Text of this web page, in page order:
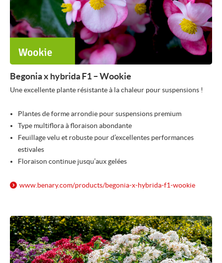
Begonia x hybrida F1 – Wookie
Une excellente plante résistante à la chaleur pour suspensions !
Plantes de forme arrondie pour suspensions premium
Type multiflora à floraison abondante
Feuillage velu et robuste pour d’excellentes performances
estivales
Floraison continue jusqu’aux gelées
www.benary.com/products/begonia-x-hybrida-f1-wookie